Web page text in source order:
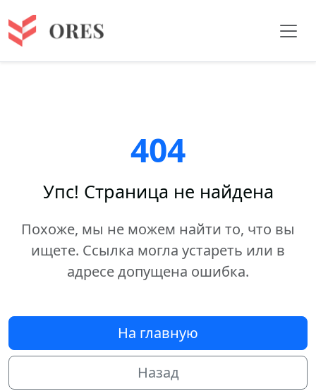
404
Упс! Страница не найдена
Похоже, мы не можем найти то, что вы
ищете. Ссылка могла устареть или в
адресе допущена ошибка.
На главную
Назад